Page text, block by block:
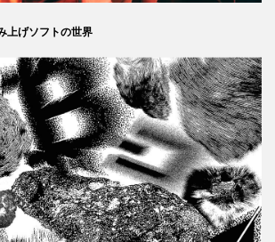
上げソフトの世界